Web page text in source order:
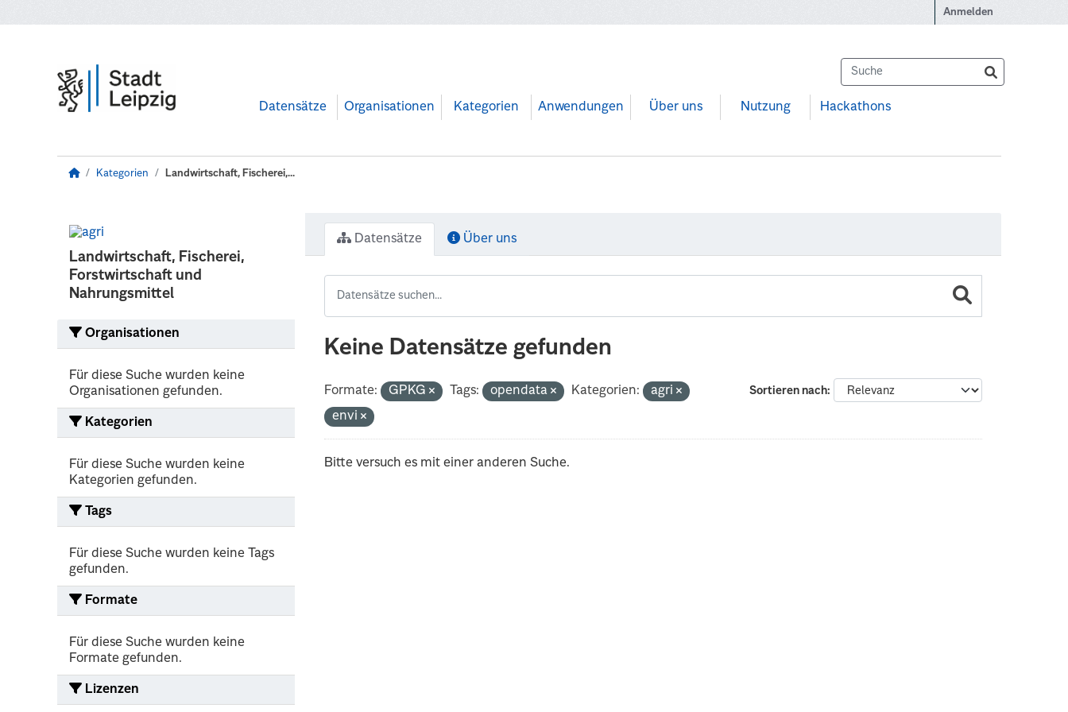
Anmelden
Datensätze Organisationen Kategorien Anwendungen Über uns Nutzung Hackathons
Kategorien Landwirtschaft, Fischerei,...
Landwirtschaft, Fischerei,
Forstwirtschaft und
Nahrungsmittel
Organisationen
Für diese Suche wurden keine
Organisationen gefunden.
Kategorien
Für diese Suche wurden keine
Kategorien gefunden.
Tags
Für diese Suche wurden keine Tags
gefunden.
Formate
Für diese Suche wurden keine
Formate gefunden.
Lizenzen
Datensätze Über uns
Keine Datensätze gefunden
Sortieren nach
Formate: GPKG Tags: opendata Kategorien:
agri
envi
Bitte versuch es mit einer anderen Suche.